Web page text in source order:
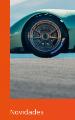
Novidades